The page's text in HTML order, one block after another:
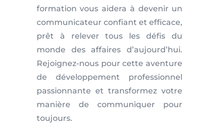
formation vous aidera à devenir un
communicateur confiant et efficace,
prêt à relever tous les défis du
monde des affaires d’aujourd’hui.
Rejoignez-nous pour cette aventure
de développement professionnel
passionnante et transformez votre
manière de communiquer pour
toujours.